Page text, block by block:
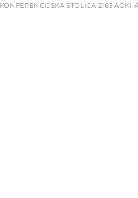
KONFERENCIJSKA STOLICA 2163 AOKI